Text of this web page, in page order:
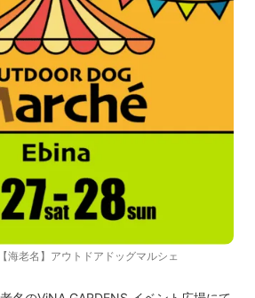
【海老名】アウトドアドッグマルシェ